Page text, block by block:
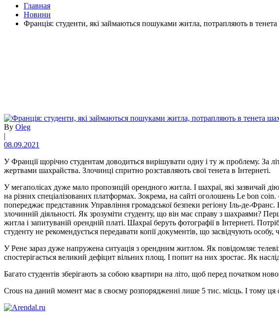
Главная
Новини
Франція: студенти, які займаються пошуками житла, потрапляють в тенета
By Oleg
|
08.09.2021
У Франції щорічно студентам доводиться вирішувати одну і ту ж проблему. За
жертвами шахрайства. Злочинці спритно розставляють свої тенета в Інтернеті.
У мегаполісах дуже мало пропозицій орендного житла. І шахраї, які зазвичай
на різних спеціалізованих платформах. Зокрема, на сайті оголошень Le bon
попереджає представник Управління громадської безпеки регіону Іль-де-
злочинній діяльності. Як зрозуміти студенту, що він має справу з шахраями?
житла і запитуваній орендній платі. Шахраї беруть фотографії в Інтернеті.
студенту не рекомендується передавати копії документів, що засвідчують
У Рене зараз дуже напружена ситуація з орендним житлом. Як повідомляє
спостерігається великий дефіцит вільних площ. І попит на них зростає. Як
Багато студентів зберігають за собою квартири на літо, щоб перед початком
Crous на даний момент має в своєму розпорядженні лише 5 тис. місць. І тому ця